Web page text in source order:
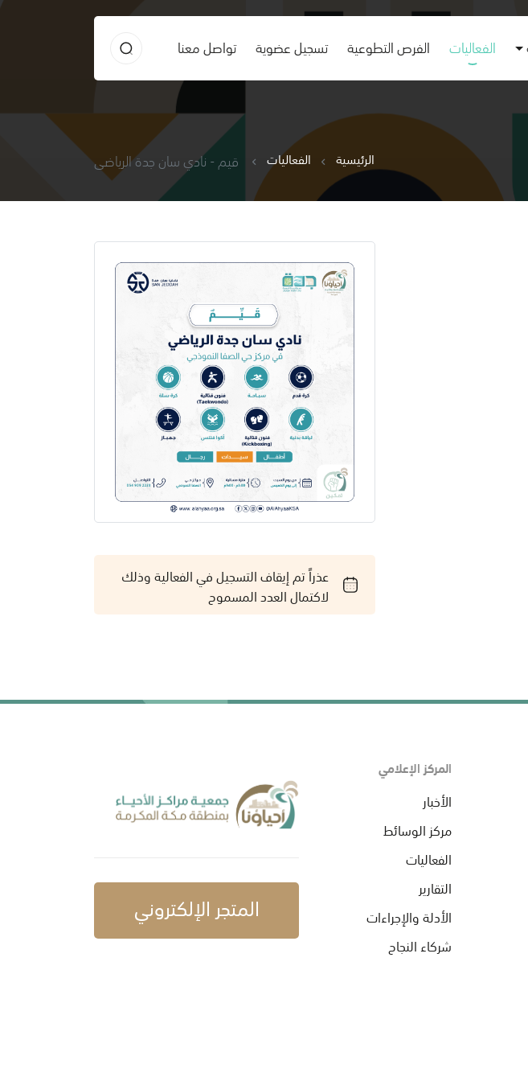
الفعاليات الفرص التطوعية تسجيل عضوية تواصل معنا
الرئيسية الفعاليات قيم - نادي سان جدة الرياضي
عذراً تم إيقاف التسجيل في الفعالية وذلك
لاكتمال العدد المسموح
المركز الإعلامي
الأخبار
مركز الوسائط
الفعاليات
التقارير
الأدلة والإجراءات
شركاء النجاح
المتجر الإلكتروني